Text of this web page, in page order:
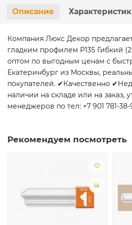
Описание
Компания Люкс Декор
гладким профилем P135 Гибкий
оптом по выгодным ценам с
Екатеринбург из Москвы,
покупателей. ✔Качественно
наличии на складе или на заказ,
менеджеров по тел: +7 901 781-38-
Рекомендуем посмотреть